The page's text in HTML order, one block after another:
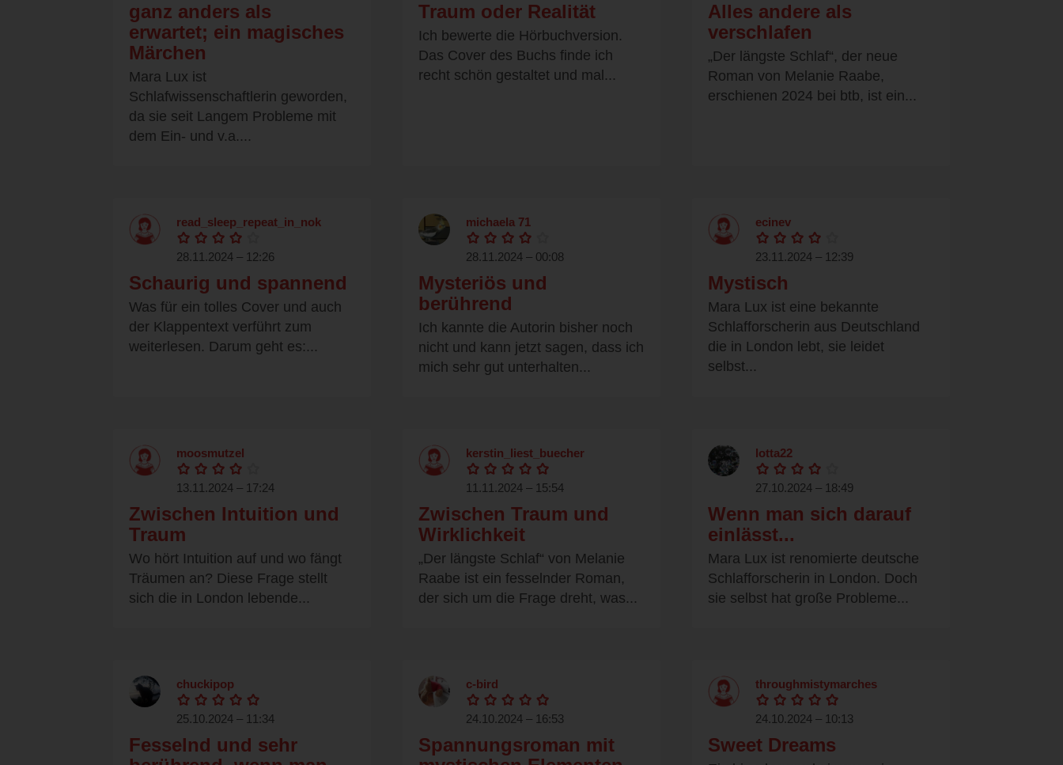
ganz anders als
erwartet; ein magisches
Märchen
Mara Lux ist
Schlafwissenschaftlerin geworden,
da sie seit Langem Probleme mit
dem Ein- und v.a....
Traum oder Realität
Ich bewerte die Hörbuchversion.
Das Cover des Buchs finde ich
recht schön gestaltet und mal...
Alles andere als
verschlafen
„Der längste Schlaf“, der neue
Roman von Melanie Raabe,
erschienen 2024 bei btb, ist ein...
read_sleep_repeat_in_nok
28.11.2024 – 12:26
Schaurig und spannend
Was für ein tolles Cover und auch
der Klappentext verführt zum
weiterlesen. Darum geht es:...
michaela 71
28.11.2024 – 00:08
Mysteriös und
berührend
Ich kannte die Autorin bisher noch
nicht und kann jetzt sagen, dass ich
mich sehr gut unterhalten...
ecinev
23.11.2024 – 12:39
Mystisch
Mara Lux ist eine bekannte
Schlafforscherin aus Deutschland
die in London lebt, sie leidet
selbst...
moosmutzel
13.11.2024 – 17:24
Zwischen Intuition und
Traum
Wo hört Intuition auf und wo fängt
Träumen an? Diese Frage stellt
sich die in London lebende...
kerstin_liest_buecher
11.11.2024 – 15:54
Zwischen Traum und
Wirklichkeit
„Der längste Schlaf“ von Melanie
Raabe ist ein fesselnder Roman,
der sich um die Frage dreht, was...
lotta22
27.10.2024 – 18:49
Wenn man sich darauf
einlässt...
Mara Lux ist renomierte deutsche
Schlafforscherin in London. Doch
sie selbst hat große Probleme...
chuckipop
25.10.2024 – 11:34
Fesselnd und sehr
c-bird
24.10.2024 – 16:53
Spannungsroman mit
throughmistymarches
24.10.2024 – 10:13
Sweet Dreams